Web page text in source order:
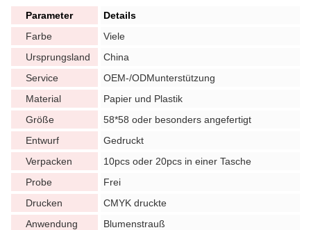
Parameter
Details
Farbe
Viele
Ursprungsland
China
Service
OEM-/ODMunterstützung
Material
Papier und Plastik
Größe
58*58 oder besonders angefertigt
Entwurf
Gedruckt
Verpacken
10pcs oder 20pcs in einer Tasche
Probe
Frei
Drucken
CMYK druckte
Anwendung
Blumenstrauß